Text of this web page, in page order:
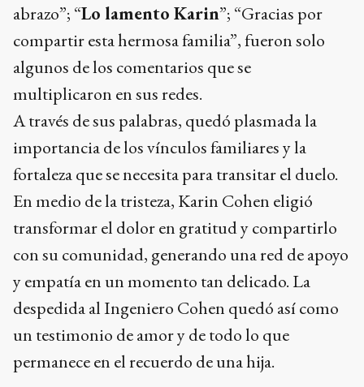
abrazo”; “Lo lamento Karin”; “Gracias por
compartir esta hermosa familia”, fueron solo
algunos de los comentarios que se
multiplicaron en sus redes.
A través de sus palabras, quedó plasmada la
importancia de los vínculos familiares y la
fortaleza que se necesita para transitar el duelo.
En medio de la tristeza, Karin Cohen eligió
transformar el dolor en gratitud y compartirlo
con su comunidad, generando una red de apoyo
y empatía en un momento tan delicado. La
despedida al Ingeniero Cohen quedó así como
un testimonio de amor y de todo lo que
permanece en el recuerdo de una hija.